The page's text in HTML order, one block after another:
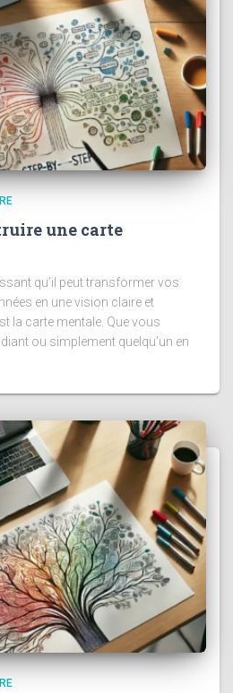
une carte
qu’il peut transformer vos
en une vision claire et
la carte mentale. Que vous
ou simplement quelqu’un en